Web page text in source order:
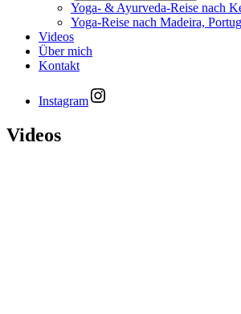
Yoga- & Ayurveda-Reise nach
Yoga-Reise nach Madeira,
Videos
Über mich
Kontakt
Instagram
Videos